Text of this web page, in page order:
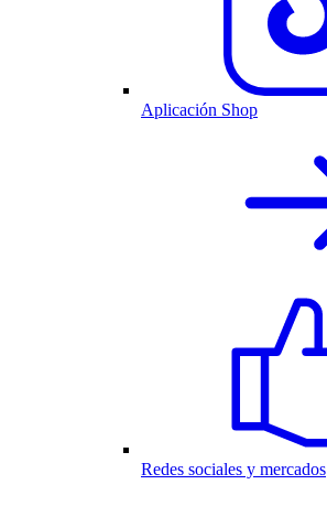
Aplicación Shop
Redes sociales y mercados